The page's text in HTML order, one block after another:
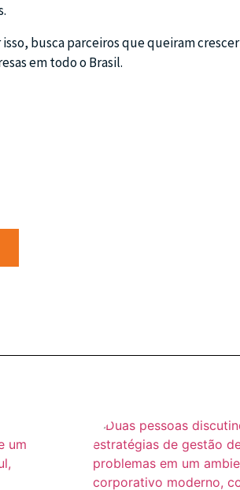
isso, busca parceiros que queiram crescer
em todo o Brasil.